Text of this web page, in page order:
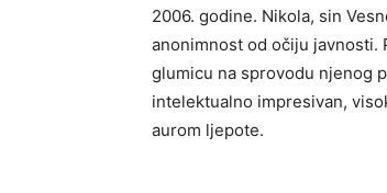
2006. godine. Nikola, sin
anonimnost od očiju javnosti.
glumicu na sprovodu njenog
intelektualno impresivan,
aurom ljepote.